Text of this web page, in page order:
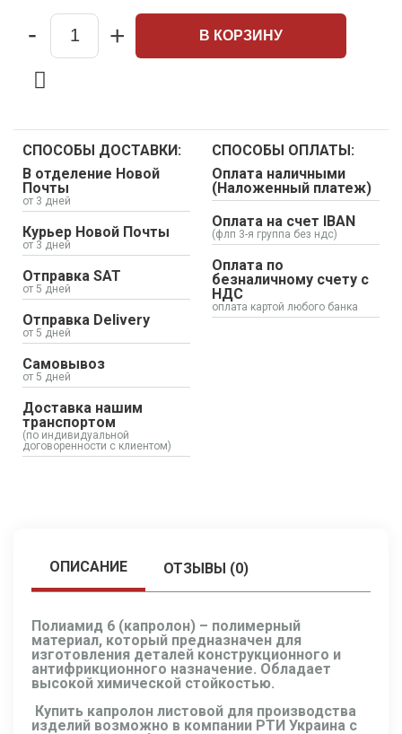
Quantity
- + В КОРЗИНУ
СПОСОБЫ ДОСТАВКИ:
В отделение Новой
Почты
от 3 дней
Курьер Новой Почты
от 3 дней
Отправка SAT
от 5 дней
Отправка Delivery
от 5 дней
Самовывоз
от 5 дней
Доставка нашим
транспортом
(по индивидуальной
договоренности с клиентом)
СПОСОБЫ ОПЛАТЫ:
Оплата наличными
(Наложенный платеж)
Оплата на счет IBAN
(флп 3-я группа без ндс)
Оплата по
безналичному счету с
НДС
оплата картой любого банка
ОПИСАНИЕ ОТЗЫВЫ (0)
Полиамид 6 (капролон) – полимерный
материал, который предназначен для
изготовления деталей конструкционного и
антифрикционного назначение. Обладает
высокой химической стойкостью.
Купить капролон листовой для производства
изделий возможно в компании РТИ Украина с